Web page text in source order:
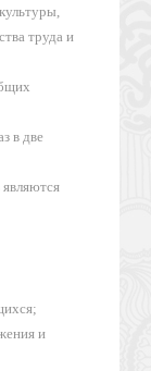
труда и
в две
и